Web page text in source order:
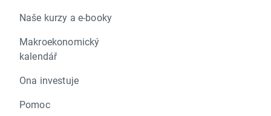
Naše kurzy a e-booky
Makroekonomický
kalendář
Ona investuje
Pomoc